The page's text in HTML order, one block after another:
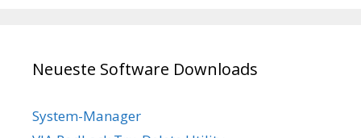
Neueste Software Downloads
System-Manager